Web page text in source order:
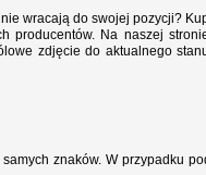
wracają do swojej pozycji?
producentów. Na naszej
zdjęcie do aktualnego
znaków. W przypadku